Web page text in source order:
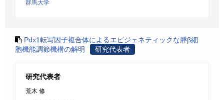
群馬大学
Pdx1転写因子複合体によるエピジェネティックな膵β細
胞機能調節機構の解明
研究代表者
研究代表者
荒木 修